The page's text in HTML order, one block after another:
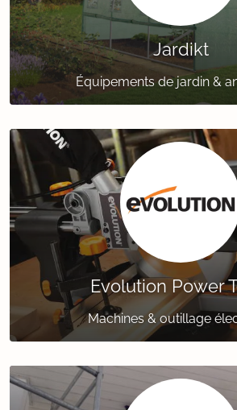
Jardikt
Équipements de jardin &
Evolution Power
Machines & outillage